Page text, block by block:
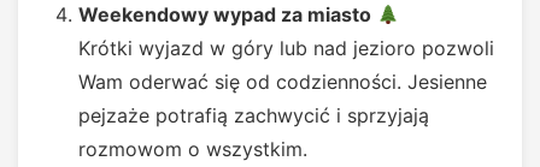
Weekendowy wypad za miasto
Krótki wyjazd w góry lub nad jezioro pozwoli
Wam oderwać się od codzienności. Jesienne
pejzaże potrafią zachwycić i sprzyjają
rozmowom o wszystkim.